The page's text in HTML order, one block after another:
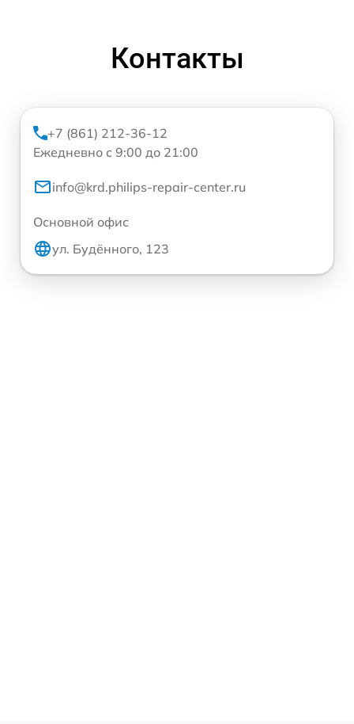
Контакты
+7 (861) 212-36-12
Ежедневно с 9:00 до 21:00
info@krd.philips-repair-center.ru
Основной офис
ул. Будённого, 123